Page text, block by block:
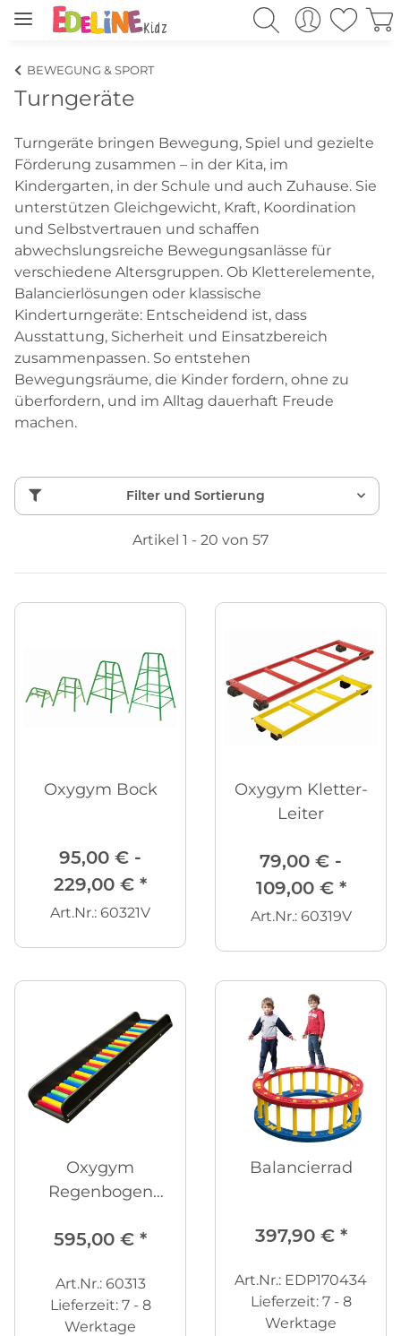
BEWEGUNG & SPORT
Turngeräte
Turngeräte bringen Bewegung, Spiel und gezielte
Förderung zusammen – in der Kita, im
Kindergarten, in der Schule und auch Zuhause. Sie
unterstützen Gleichgewicht, Kraft, Koordination
und Selbstvertrauen und schaffen
abwechslungsreiche Bewegungsanlässe für
verschiedene Altersgruppen. Ob Kletterelemente,
Balancierlösungen oder klassische
Kinderturngeräte: Entscheidend ist, dass
Ausstattung, Sicherheit und Einsatzbereich
zusammenpassen. So entstehen
Bewegungsräume, die Kinder fordern, ohne zu
überfordern, und im Alltag dauerhaft Freude
machen.
Filter und Sortierung
Artikel 1 - 20 von 57
Oxygym Bock
95,00 € -
229,00 € *
Art.Nr.: 60321V
Oxygym Kletter-
Leiter
79,00 € -
109,00 € *
Art.Nr.: 60319V
Oxygym
Regenbogen
595,00 € *
Art.Nr.: 60313
Lieferzeit: 7 - 8
Werktage
Balancierrad
397,90 € *
Art.Nr.: EDP170434
Lieferzeit: 7 - 8
Werktage